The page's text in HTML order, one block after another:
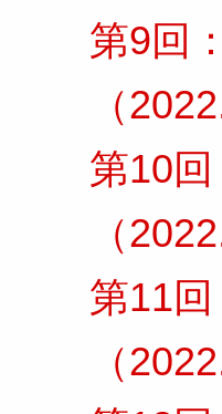
第9回
（
第10
（
第11
（